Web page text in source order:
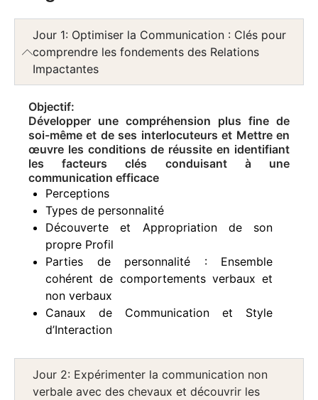
Jour 1: Optimiser la Communication : Clés pour
comprendre les fondements des Relations
Impactantes
Objectif:
Développer une compréhension plus fine de
soi-même et de ses interlocuteurs et Mettre en
œuvre les conditions de réussite en identifiant
les facteurs clés conduisant à une
communication efficace
Perceptions
Types de personnalité
Découverte et Appropriation de son
propre Profil
Parties de personnalité : Ensemble
cohérent de comportements verbaux et
non verbaux
Canaux de Communication et Style
d’Interaction
Jour 2: Expérimenter la communication non
verbale avec des chevaux et découvrir les